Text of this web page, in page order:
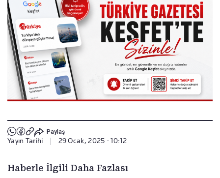
Paylaş
Yayın Tarihi 29 Ocak, 2025 - 10:12
Haberle İlgili Daha Fazlası